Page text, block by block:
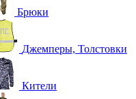
Брюки
Джемперы, Толстовки
Кители